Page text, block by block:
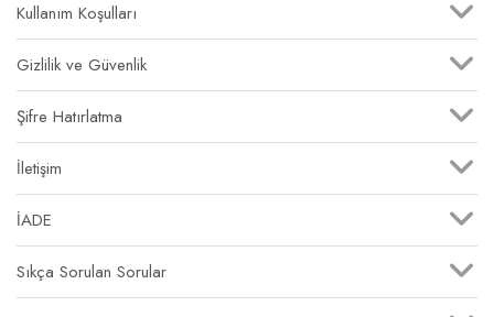
Kullanım Koşulları
Gizlilik ve Güvenlik
Şifre Hatırlatma
İletişim
İADE
Sıkça Sorulan Sorular